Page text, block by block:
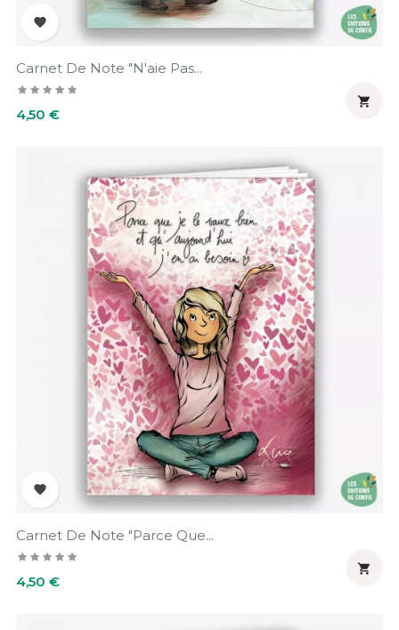

Carnet De Note "N'aie Pas...
Prix
4,50 €


Carnet De Note "parce Que...
Prix
4,50 €
